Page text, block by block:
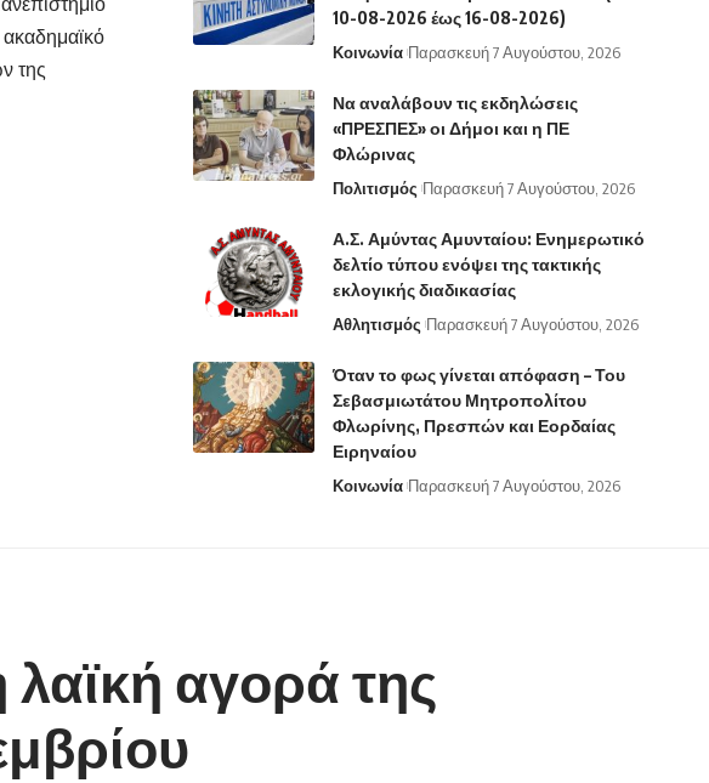
ακαδημαϊκό
της
10-08-2026 έως 16-08-2026)
Κοινωνία Παρασκευή 7 Αυγούστου, 2026
Να αναλάβουν τις εκδηλώσεις
«ΠΡΕΣΠΕΣ» οι Δήμοι και η ΠΕ
Φλώρινας
Πολιτισμός Παρασκευή 7 Αυγούστου, 2026
Α.Σ. Αμύντας Αμυνταίου: Ενημερωτικό
δελτίο τύπου ενόψει της τακτικής
εκλογικής διαδικασίας
Αθλητισμός Παρασκευή 7 Αυγούστου, 2026
Όταν το φως γίνεται απόφαση – Του
Σεβασμιωτάτου Μητροπολίτου
Φλωρίνης, Πρεσπών και Εορδαίας
Ειρηναίου
Κοινωνία Παρασκευή 7 Αυγούστου, 2026
αγορά της